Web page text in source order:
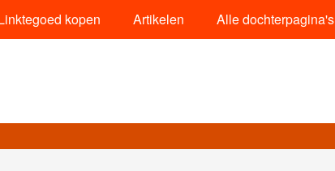
kopen Artikelen Alle dochterpagina's